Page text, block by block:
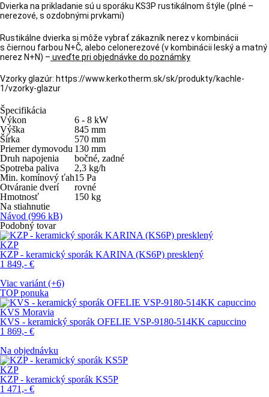
Dvierka na prikladanie sú u sporáku KS3P rustikálnom štýle (plné –
nerezové, s ozdobnými prvkami)
Rustikálne dvierka si môže vybrať zákazník nerez v kombinácii
s čiernou farbou N+Č, alebo celonerezové (v kombinácii leský a matný
nerez N+N) – uveďte pri objednávke do poznámky
Vzorky glazúr: https://www.kerkotherm.sk/sk/produkty/kachle-
1/vzorky-glazur
Špecifikácia
Výkon
6 - 8 kW
Výška
845 mm
Šírka
570 mm
Priemer dymovodu 130 mm
Druh napojenia
bočné, zadné
Spotreba paliva
2,3 kg/h
Min. komínový ťah15 Pa
Otváranie dverí
rovné
Hmotnosť
150 kg
Na stiahnutie
Návod (996 kB)
Podobný tovar
KZP
KZP - keramický sporák KARINA (KS6P) presklený
1 849,- €
Viac variánt (+6)
TOP ponuka
KVS Moravia
KVS - keramický sporák OFELIE VSP-9180-514KK capuccino
1 869,- €
Na objednávku
KZP
KZP - keramický sporák KS5P
1 471,- €